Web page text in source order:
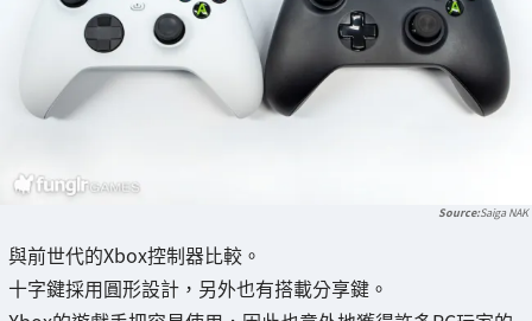
Saiga NAK
與前世代的Xbox控制器比較。
十字鍵採用圓形設計，另外也有搭載分享鍵。